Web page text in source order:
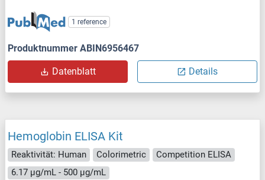
1 reference
Produktnummer ABIN6956467
Datenblatt Details
Hemoglobin ELISA Kit
Reaktivität: Human Colorimetric
Competition ELISA
6.17 μg/mL - 500 μg/mL